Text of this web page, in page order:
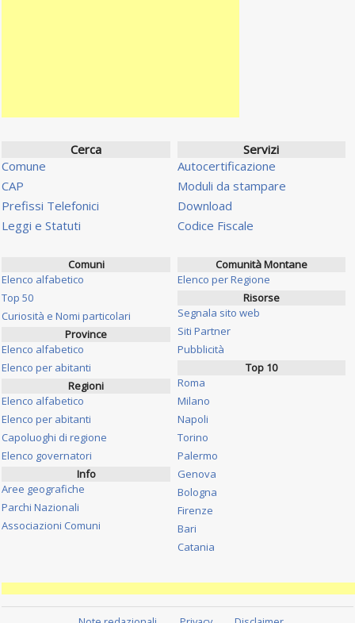
Cerca
Comune
CAP
Prefissi Telefonici
Leggi e Statuti
Servizi
Autocertificazione
Moduli da stampare
Download
Codice Fiscale
Comuni
Elenco alfabetico
Top 50
Curiosità e Nomi particolari
Province
Elenco alfabetico
Elenco per abitanti
Regioni
Elenco alfabetico
Elenco per abitanti
Capoluoghi di regione
Elenco governatori
Info
Aree geografiche
Parchi Nazionali
Associazioni Comuni
Comunità Montane
Elenco per Regione
Risorse
Segnala sito web
Siti Partner
Pubblicità
Top 10
Roma
Milano
Napoli
Torino
Palermo
Genova
Bologna
Firenze
Bari
Catania